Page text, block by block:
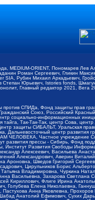
MEDIUM-ORIENT, Пономарев Лев
Роман Сергеевич, Гликин
Рубин Михаил Аркадьевич,
Юрьевич, Istories fonds,
Главный редактор 2021, Вега
СПИДа, Фонд защиты прав
Союз, Российский
социально-информационных
Так-Так-Так, центр Сова,
защиты СИБАЛЬТ, Уральская
Дальневосточный центр развития
ЧЕЛОВЕКА, Частное учреждение
прессы - Сибирь, Фонд
Институт Развития Свободы
Алексеевич, Васильева
Александрович, Аверин
Шведов Григорий
Цирульников Борис
Владимировна, Чуркина
Васильевна, Захарова Светлана
Кириллович, Флиге Ирина
Елена Николаевна,
Анна Яковлевна,
Анатолий Ефимович, Сухих